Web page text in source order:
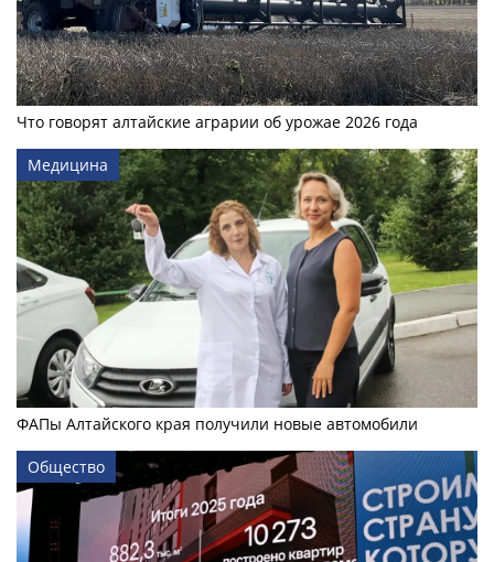
Что говорят алтайские аграрии об урожае 2026 года
Медицина
ФАПы Алтайского края получили новые автомобили
Общество